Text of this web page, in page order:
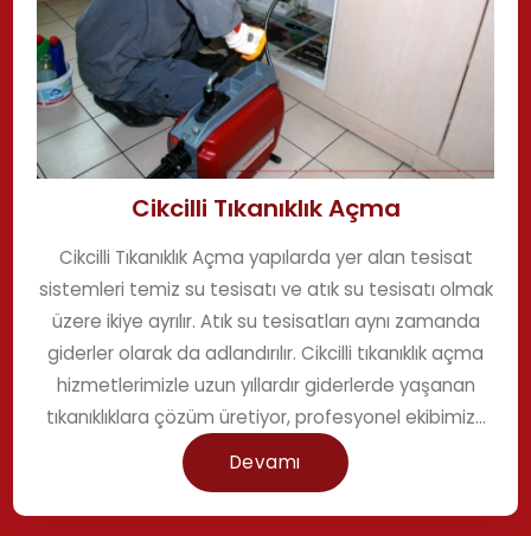
Cikcilli Tıkanıklık Açma
Cikcilli Tıkanıklık Açma yapılarda yer alan tesisat
sistemleri temiz su tesisatı ve atık su tesisatı olmak
üzere ikiye ayrılır. Atık su tesisatları aynı zamanda
giderler olarak da adlandırılır. Cikcilli tıkanıklık açma
hizmetlerimizle uzun yıllardır giderlerde yaşanan
tıkanıklıklara çözüm üretiyor, profesyonel ekibimiz...
Devamı